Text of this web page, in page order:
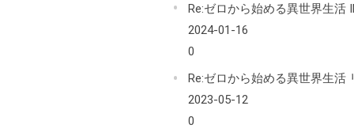
Re:ゼロから始める異世界生活
2024-01-16
0
Re:ゼロから始める異世界生活
2023-05-12
0